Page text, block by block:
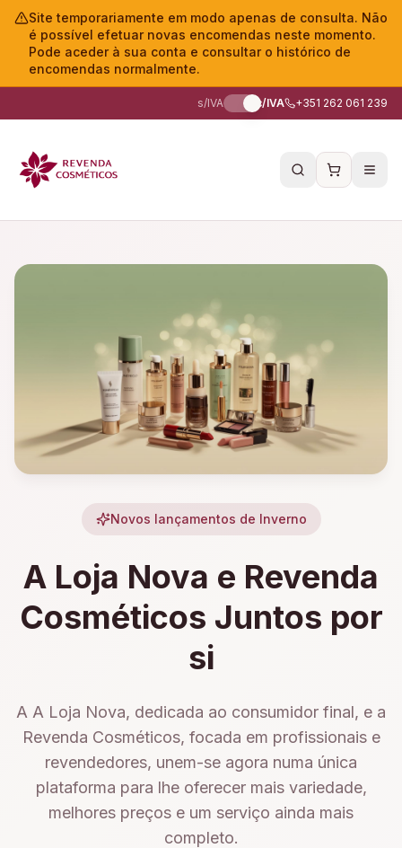
Site temporariamente em modo apenas de consulta. Não
é possível efetuar novas encomendas neste momento.
Pode aceder à sua conta e consultar o histórico de
encomendas normalmente.
s/IVA c/IVA +351 262 061 239
Novos lançamentos de Inverno
A Loja Nova e Revenda
Cosméticos Juntos por
si
A A Loja Nova, dedicada ao consumidor final, e a
Revenda Cosméticos, focada em profissionais e
revendedores, unem-se agora numa única
plataforma para lhe oferecer mais variedade,
melhores preços e um serviço ainda mais
completo.